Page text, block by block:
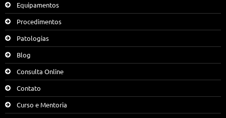
Equipamentos
Procedimentos
Patologias
Blog
Consulta Online
Contato
Curso e Mentoria